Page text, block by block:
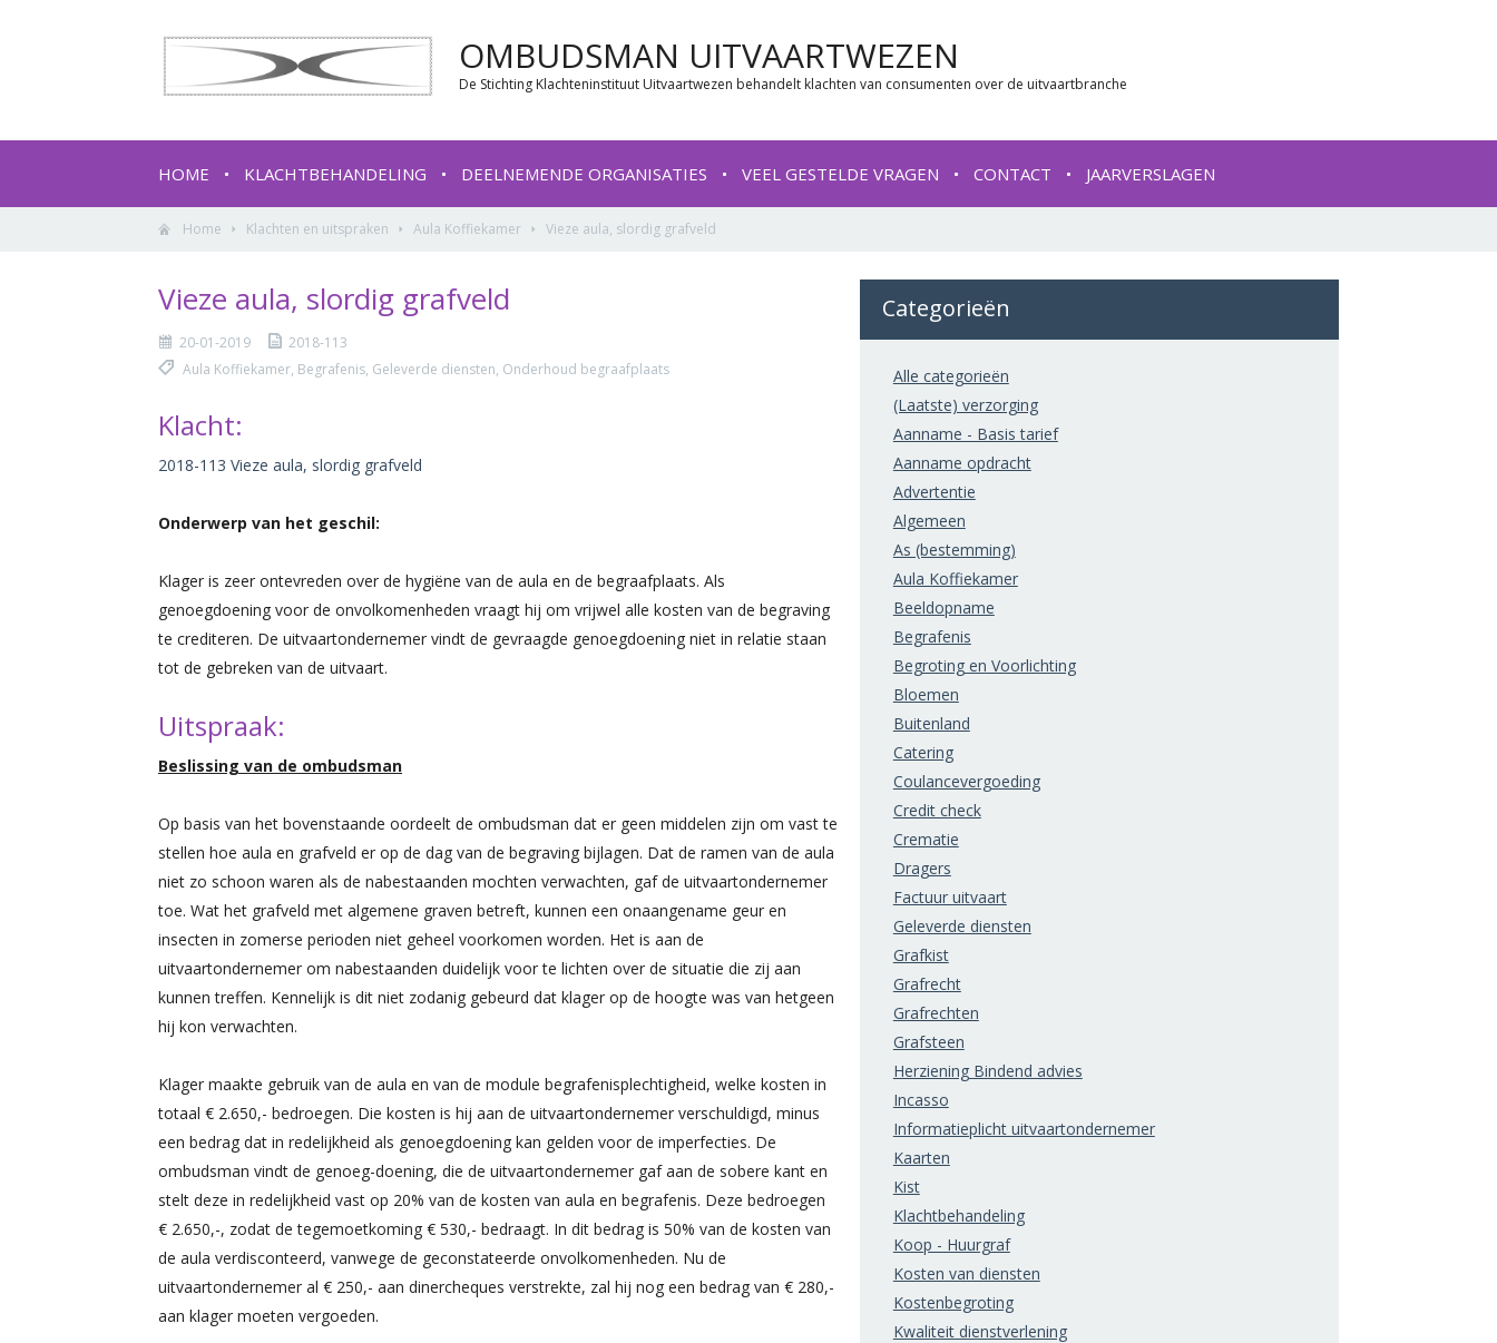
OMBUDSMAN UITVAARTWEZEN
De Stichting Klachteninstituut Uitvaartwezen behandelt klachten van consumenten over de uitvaartbranche
HOME KLACHTBEHANDELING DEELNEMENDE ORGANISATIES VEEL GESTELDE VRAGEN CONTACT JAARVERSLAGEN
Home Klachten en uitspraken Aula Koffiekamer Vieze aula, slordig grafveld
Vieze aula, slordig grafveld
20-01-2019
2018-113
Aula Koffiekamer, Begrafenis, Geleverde diensten, Onderhoud begraafplaats
Klacht:
2018-113 Vieze aula, slordig grafveld
Onderwerp van het geschil:
Klager is zeer ontevreden over de hygiëne van de aula en de begraafplaats. Als
genoegdoening voor de onvolkomenheden vraagt hij om vrijwel alle kosten van de begraving
te crediteren. De uitvaartondernemer vindt de gevraagde genoegdoening niet in relatie staan
tot de gebreken van de uitvaart.
Uitspraak:
Beslissing van de ombudsman
Op basis van het bovenstaande oordeelt de ombudsman dat er geen middelen zijn om vast te
stellen hoe aula en grafveld er op de dag van de begraving bijlagen. Dat de ramen van de aula
niet zo schoon waren als de nabestaanden mochten verwachten, gaf de uitvaartondernemer
toe. Wat het grafveld met algemene graven betreft, kunnen een onaangename geur en
insecten in zomerse perioden niet geheel voorkomen worden. Het is aan de
uitvaartondernemer om nabestaanden duidelijk voor te lichten over de situatie die zij aan
kunnen treffen. Kennelijk is dit niet zodanig gebeurd dat klager op de hoogte was van hetgeen
hij kon verwachten.
Klager maakte gebruik van de aula en van de module begrafenisplechtigheid, welke kosten in
totaal € 2.650,- bedroegen. Die kosten is hij aan de uitvaartondernemer verschuldigd, minus
een bedrag dat in redelijkheid als genoegdoening kan gelden voor de imperfecties. De
ombudsman vindt de genoeg-doening, die de uitvaartondernemer gaf aan de sobere kant en
stelt deze in redelijkheid vast op 20% van de kosten van aula en begrafenis. Deze bedroegen
€ 2.650,-, zodat de tegemoetkoming € 530,- bedraagt. In dit bedrag is 50% van de kosten van
de aula verdisconteerd, vanwege de geconstateerde onvolkomenheden. Nu de
uitvaartondernemer al € 250,- aan dinercheques verstrekte, zal hij nog een bedrag van € 280,-
aan klager moeten vergoeden.
Categorieën
Alle categorieën
(Laatste) verzorging
Aanname - Basis tarief
Aanname opdracht
Advertentie
Algemeen
As (bestemming)
Aula Koffiekamer
Beeldopname
Begrafenis
Begroting en Voorlichting
Bloemen
Buitenland
Catering
Coulancevergoeding
Credit check
Crematie
Dragers
Factuur uitvaart
Geleverde diensten
Grafkist
Grafrecht
Grafrechten
Grafsteen
Herziening Bindend advies
Incasso
Informatieplicht uitvaartondernemer
Kaarten
Kist
Klachtbehandeling
Koop - Huurgraf
Kosten van diensten
Kostenbegroting
Kwaliteit dienstverlening